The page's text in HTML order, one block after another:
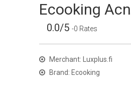
Ecooking
0.0/5 -0 Rates
Merchant: Luxplus.fi
Brand: Ecooking